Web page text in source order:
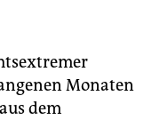
Monaten
dem